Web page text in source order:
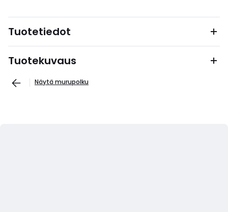
Tuotetiedot
Tuotekuvaus
Näytä murupolku